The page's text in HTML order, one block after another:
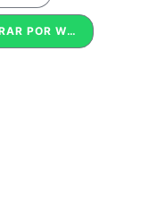
COMPRAR POR WHATSAPP